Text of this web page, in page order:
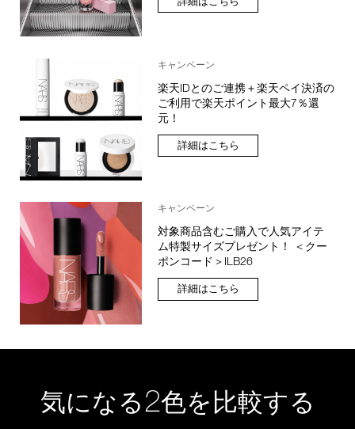
キャンペーン
楽天IDとのご連携＋楽天ペイ決済の
ご利用で楽天ポイント最大7％還
元！
詳細はこちら
キャンペーン
対象商品含むご購入で人気アイテ
ム特製サイズプレゼント！ ＜クー
ポンコード＞ILB26
詳細はこちら
気になる2色を比較する